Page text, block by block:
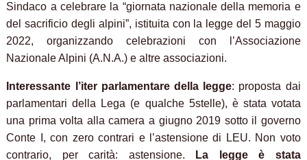
Sindaco a celebrare la “giornata nazionale della memoria e
del sacrificio degli alpini”, istituita con la legge del 5 maggio
2022, organizzando celebrazioni con l’Associazione
Nazionale Alpini (A.N.A.) e altre associazioni.
Interessante l’iter parlamentare della legge: proposta dai
parlamentari della Lega (e qualche 5stelle), è stata votata
una prima volta alla camera a giugno 2019 sotto il governo
Conte I, con zero contrari e l’astensione di LEU. Non voto
contrario, per carità: astensione.
La legge è stata